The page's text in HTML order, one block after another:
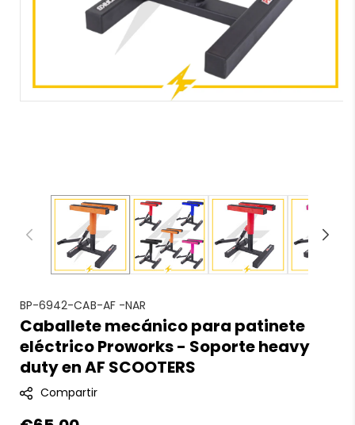
S
K
U
:
BP-6942-CAB-AF -NAR
Caballete mecánico para patinete
eléctrico Proworks - Soporte heavy
duty en AF SCOOTERS
Compartir